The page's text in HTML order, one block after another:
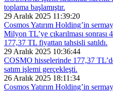
toplama başlamıştır.
29 Aralık 2025 11:39:20
Cosmos Yatırım Holding’in
Milyon TL’ye çıkarılması
177,37 TL fiyattan tahsisli satıldı.
29 Aralık 2025 10:36:44
COSMO hisselerinde 177,37
satım işlemi gerçekleşti.
26 Aralık 2025 18:11:34
Cosmos Yatırım Holding’in